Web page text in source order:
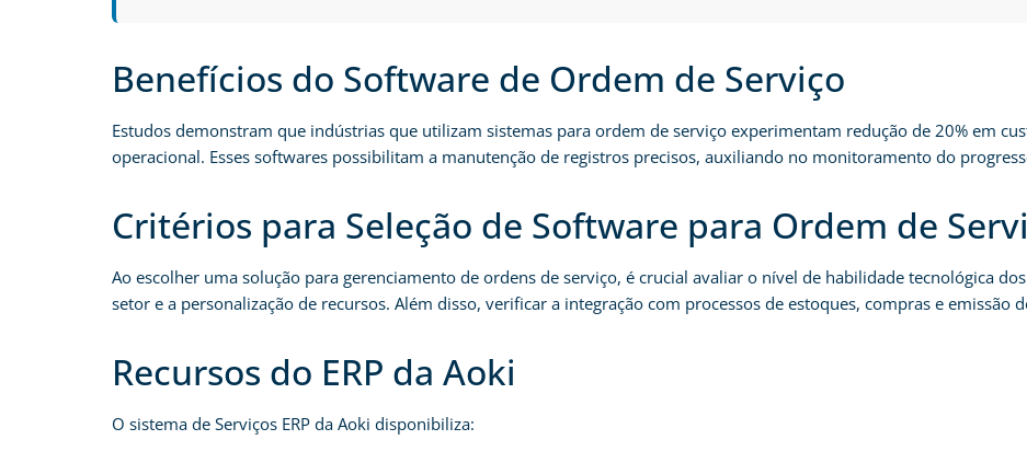
Benefícios do Software de Ordem de Serviço
Estudos demonstram que indústrias que utilizam sistemas para ordem de serviço experimentam redução de 20% em
operacional. Esses softwares possibilitam a manutenção de registros precisos, auxiliando no monitoramento do
Critérios para Seleção de Software para Ordem de
Ao escolher uma solução para gerenciamento de ordens de serviço, é crucial avaliar o nível de habilidade tecnológica
setor e a personalização de recursos. Além disso, verificar a integração com processos de estoques, compras e emissão
Recursos do ERP da Aoki
O sistema de Serviços ERP da Aoki disponibiliza: